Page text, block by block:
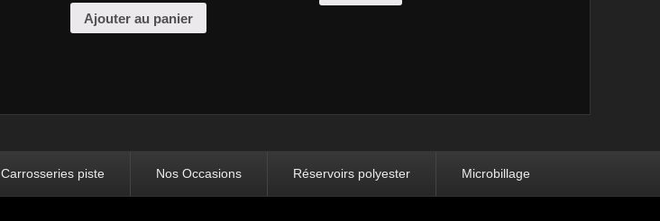
Ajouter au panier
Carrosseries piste Nos Occasions Réservoirs polyester Microbillage